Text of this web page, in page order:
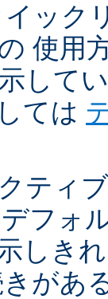
ック
使用
して
ては
ティ
フォ
しき
があ